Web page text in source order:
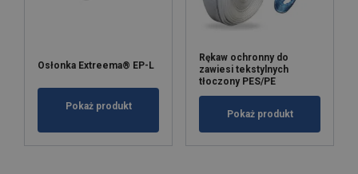
Osłonka Extreema® EP-L
Pokaż produkt
Rękaw ochronny do
zawiesi tekstylnych
tłoczony PES/PE
Pokaż produkt